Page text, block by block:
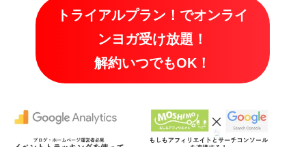
トライアルプラン！でオンライ
ンヨガ受け放題！
解約いつでもOK！